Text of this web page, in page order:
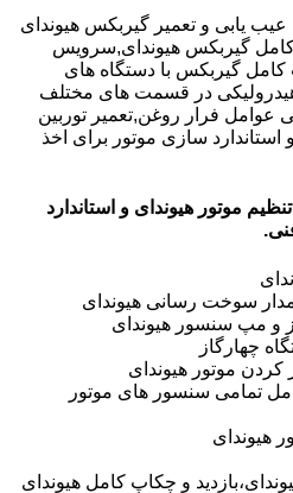
یابی و تعمیر گیربکس هیوندای
کامل گیربکس هیوندای,سرویس
گیربکس با دستگاه های
در قسمت های مختلف
فرار روغن,تعمیر توربین
استاندارد سازی موتور برای اخذ
موتور هیوندای و استاندارد
سوخت رسانی هیوندای
و مپ سنسور هیوندای
چهارگاز
کردن موتور هیوندای
تمامی سنسور های موتور
هیوندای
و چکاپ کامل هیوندای